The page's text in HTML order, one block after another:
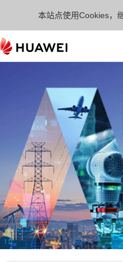
本站点使用Cookies，